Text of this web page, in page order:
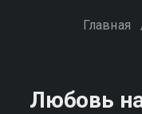
Главная
Любовь